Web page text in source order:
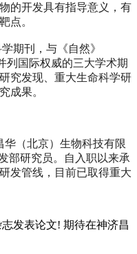
的开发具有指导意义，有
点。
期刊，与《自然》
列国际权威的三大学术期
究发现、重大生命科学研
成果。
华（北京）生物科技有限
部研究员。自入职以来承
发管线，目前已取得重大
志发表论文! 期待在神济昌